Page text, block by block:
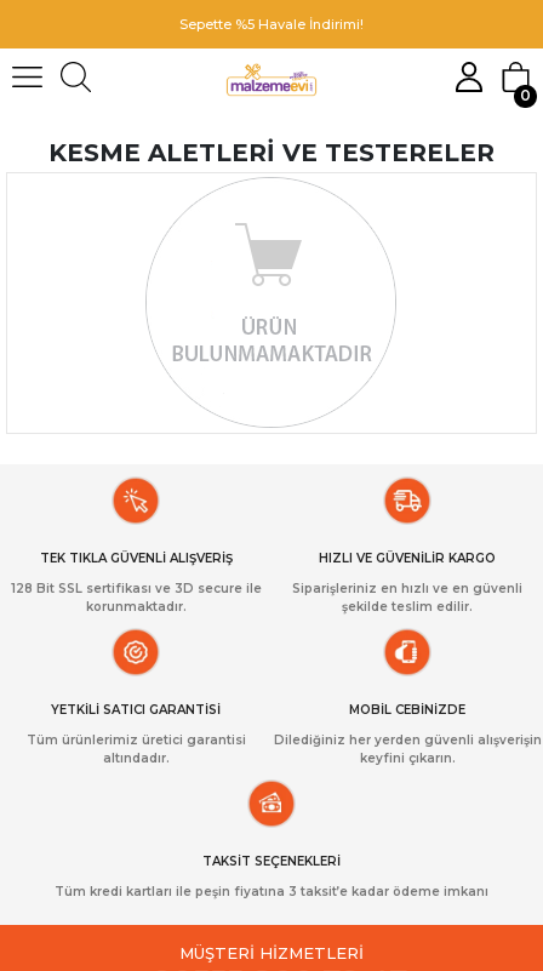
Sepette %5 Havale İndirimi!
0
KESME ALETLERI VE TESTERELER
TEK TIKLA GÜVENLİ ALIŞVERİŞ
128 Bit SSL sertifikası ve 3D secure ile
korunmaktadır.
HIZLI VE GÜVENİLİR KARGO
Siparişleriniz en hızlı ve en güvenli
şekilde teslim edilir.
YETKİLİ SATICI GARANTİSİ
Tüm ürünlerimiz üretici garantisi
altındadır.
MOBİL CEBİNİZDE
Dilediğiniz her yerden güvenli alışverişin
keyfini çıkarın.
TAKSİT SEÇENEKLERİ
Tüm kredi kartları ile peşin fiyatına 3 taksit’e kadar ödeme imkanı
MÜŞTERİ HİZMETLERİ